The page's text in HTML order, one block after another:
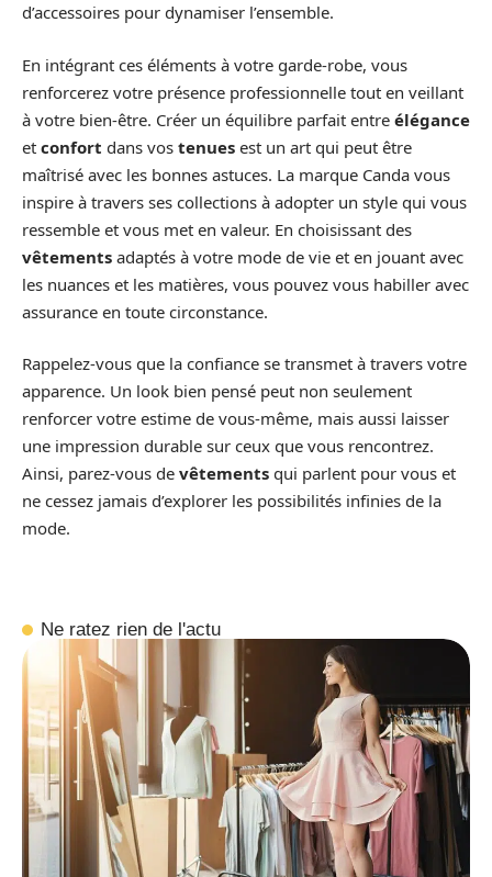
d’accessoires pour dynamiser l’ensemble.
En intégrant ces éléments à votre garde-robe, vous
renforcerez votre présence professionnelle tout en veillant
à votre bien-être. Créer un équilibre parfait entre élégance
et confort dans vos tenues est un art qui peut être
maîtrisé avec les bonnes astuces. La marque Canda vous
inspire à travers ses collections à adopter un style qui vous
ressemble et vous met en valeur. En choisissant des
vêtements adaptés à votre mode de vie et en jouant avec
les nuances et les matières, vous pouvez vous habiller avec
assurance en toute circonstance.
Rappelez-vous que la confiance se transmet à travers votre
apparence. Un look bien pensé peut non seulement
renforcer votre estime de vous-même, mais aussi laisser
une impression durable sur ceux que vous rencontrez.
Ainsi, parez-vous de vêtements qui parlent pour vous et
ne cessez jamais d’explorer les possibilités infinies de la
mode.
Ne ratez rien de l'actu